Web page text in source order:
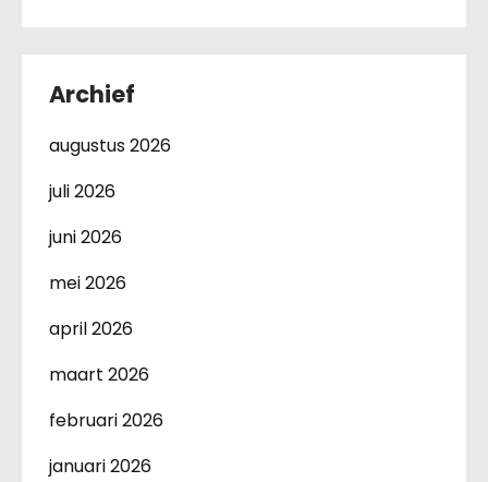
Archief
augustus 2026
juli 2026
juni 2026
mei 2026
april 2026
maart 2026
februari 2026
januari 2026